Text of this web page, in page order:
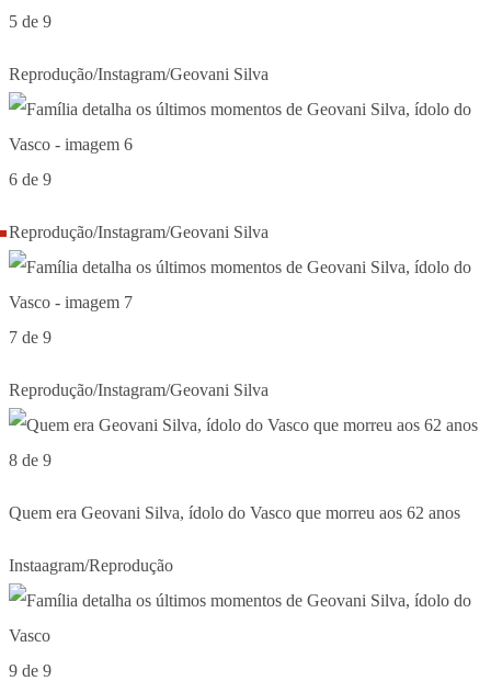
5 de 9
Reprodução/Instagram/Geovani Silva
6 de 9
Reprodução/Instagram/Geovani Silva
7 de 9
Reprodução/Instagram/Geovani Silva
8 de 9
Quem era Geovani Silva, ídolo do Vasco que morreu aos 62 anos
Instaagram/Reprodução
9 de 9